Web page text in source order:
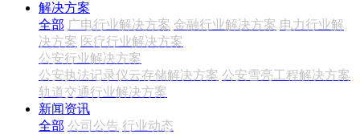
解决方案
全部 广电行业解决方案 金融行业解决方案 电力行业解
决方案 医疗行业解决方案
公安行业解决方案
公安执法记录仪云存储解决方案 公安雪亮工程解决方案
轨道交通行业解决方案
新闻资讯
全部 公司公告 行业动态